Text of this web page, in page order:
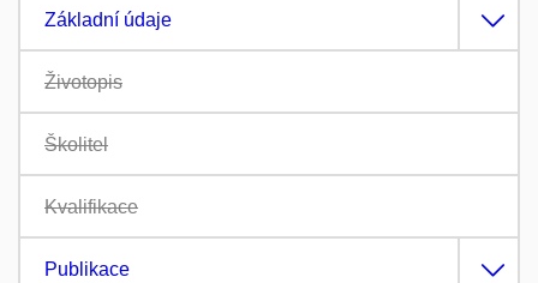
Základní údaje
Životopis
Školitel
Kvalifikace
Publikace